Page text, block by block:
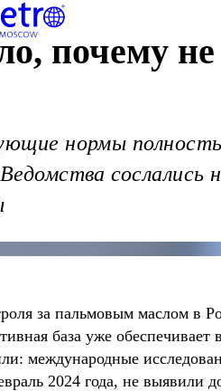
почему
нормы
за пальмовым маслом в
база уже
международные
2024 года, не выявили